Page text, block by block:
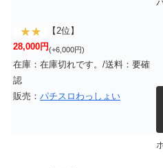
【2位】
28,000円(+6,000円)
在庫：在庫切れです。/送料：要確
認
販売： パチスロわっしょい